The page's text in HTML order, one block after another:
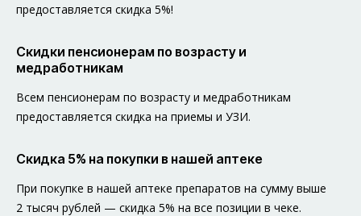
предоставляется скидка 5%!
Скидки пенсионерам по возрасту и
медработникам
Всем пенсионерам по возрасту и медработникам
предоставляется скидка на приемы и УЗИ.
Скидка 5% на покупки в нашей аптеке
При покупке в нашей аптеке препаратов на сумму выше
2 тысяч рублей — скидка 5% на все позиции в чеке.